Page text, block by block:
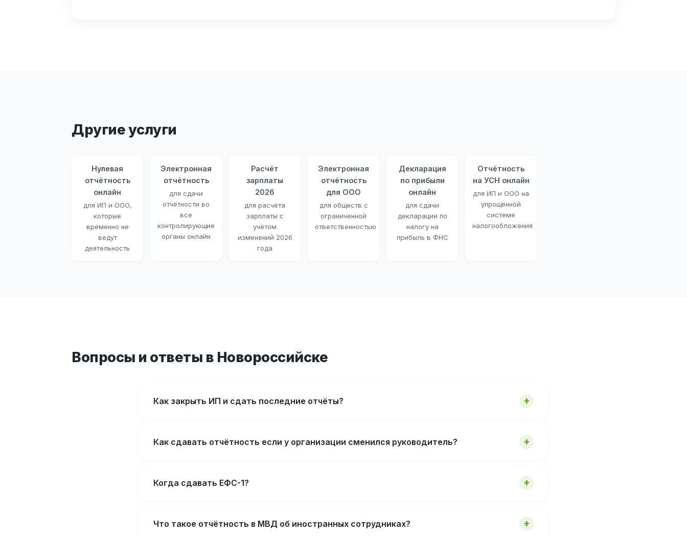
Другие услуги
Нулевая
отчётность
онлайн
для ИП и ООО,
которые
временно не
ведут
деятельность
Электронная
отчётность
для сдачи
отчётности во
все
контролирующие
органы онлайн
Расчёт
зарплаты
2026
для расчёта
зарплаты с
учётом
изменений 2026
года
Электронная
отчётность
для ООО
для обществ с
ограниченной
ответственностью
Декларация
по прибыли
онлайн
для сдачи
декларации по
налогу на
прибыль в ФНС
Отчётность
на УСН онлайн
для ИП и ООО на
упрощённой
системе
налогообложения
Вопросы и ответы в Новороссийске
Как закрыть ИП и сдать последние отчёты?
Как сдавать отчётность если у организации сменился руководитель?
Когда сдавать ЕФС-1?
Что такое отчётность в МВД об иностранных сотрудниках?